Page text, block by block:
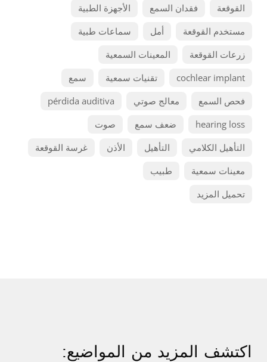
القوقعة
فقدان السمع
الأجهزة الطبية
مستخدم القوقعة
أمل
سماعات طبية
زرعات القوقعة
المعينات السمعية
cochlear implant
تقنيات سمعية
سمع
فحص السمع
معالج صوتي
pérdida auditiva
hearing loss
ضعف سمع
صوت
التأهيل الكلامي
التأهيل الأذن
غرسة القوقعة
معينات سمعية
طبيب
تحميل المزيد
اكتشف المزيد من المواضيع: